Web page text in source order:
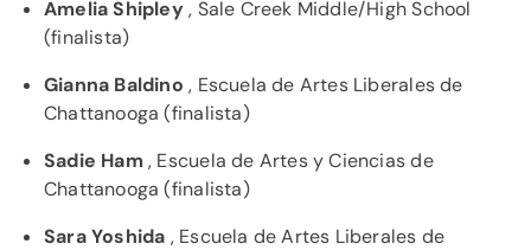
Amelia Shipley, Sale Creek Middle/High School
(finalista)
Gianna Baldino , Escuela de Artes Liberales de
Chattanooga (finalista)
Sadie Ham , Escuela de Artes y Ciencias de
Chattanooga (finalista)
Sara Yoshida , Escuela de Artes Liberales de